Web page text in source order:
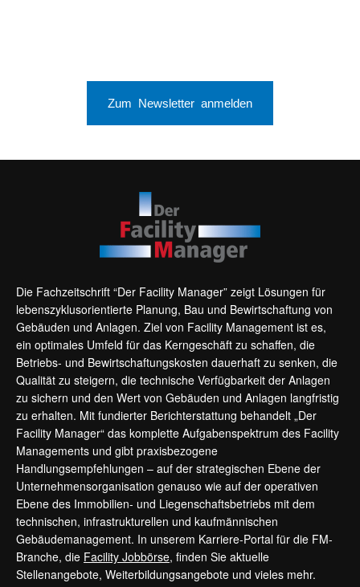
Zum Newsletter anmelden
Die Fachzeitschrift “Der Facility Manager” zeigt Lösungen für
lebenszyklusorientierte Planung, Bau und Bewirtschaftung von
Gebäuden und Anlagen. Ziel von Facility Management ist es,
ein optimales Umfeld für das Kerngeschäft zu schaffen, die
Betriebs- und Bewirtschaftungskosten dauerhaft zu senken, die
Qualität zu steigern, die technische Verfügbarkeit der Anlagen
zu sichern und den Wert von Gebäuden und Anlagen langfristig
zu erhalten. Mit fundierter Berichterstattung behandelt „Der
Facility Manager“ das komplette Aufgabenspektrum des Facility
Managements und gibt praxisbezogene
Handlungsempfehlungen – auf der strategischen Ebene der
Unternehmensorganisation genauso wie auf der operativen
Ebene des Immobilien- und Liegenschaftsbetriebs mit dem
technischen, infrastrukturellen und kaufmännischen
Gebäudemanagement. In unserem Karriere-Portal für die FM-
Branche, die Facility Jobbörse, finden Sie aktuelle
Stellenangebote, Weiterbildungsangebote und vieles mehr.